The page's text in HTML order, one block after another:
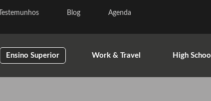
Testemunhos Blog
Agenda
Ensino Superior Work & Travel High School